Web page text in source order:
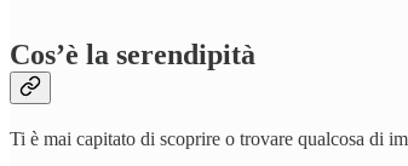
Cos’è la serendipità
Ti è mai capitato di scoprire o trovare qualcosa di